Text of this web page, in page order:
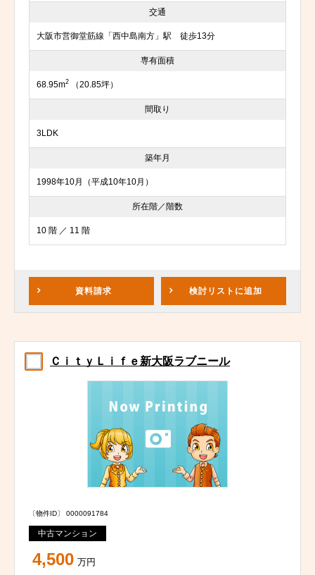
交通
大阪市営御堂筋線「西中島南方」駅 徒歩13分
専有面積
68.95m2 （20.85坪）
間取り
3LDK
築年月
1998年10月（平成10年10月）
所在階／階数
10 階 ／ 11 階
資料請求 検討リスト に追加
ＣｉｔｙＬｉｆｅ新大阪ラブニール
〔物件ID〕 0000091784
中古マンション
4,500 万円